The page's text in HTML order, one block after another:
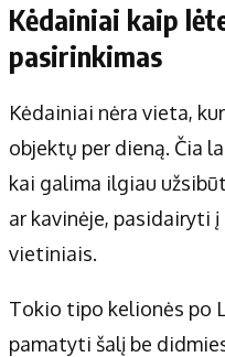
Kėdainiai kaip
pasirinkimas
Kėdainiai nėra vieta,
objektų per dieną. Čia
kai galima ilgiau
ar kavinėje, pasidairyti
vietiniais.
Tokio tipo kelionės po
pamatyti šalį be